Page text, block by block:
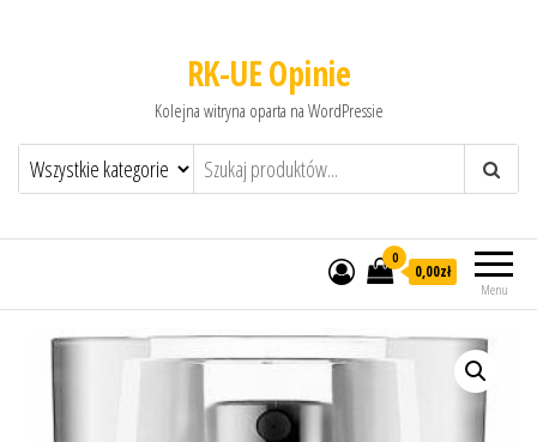
RK-UE Opinie
Kolejna witryna oparta na WordPressie
Menu
0
0,00zł